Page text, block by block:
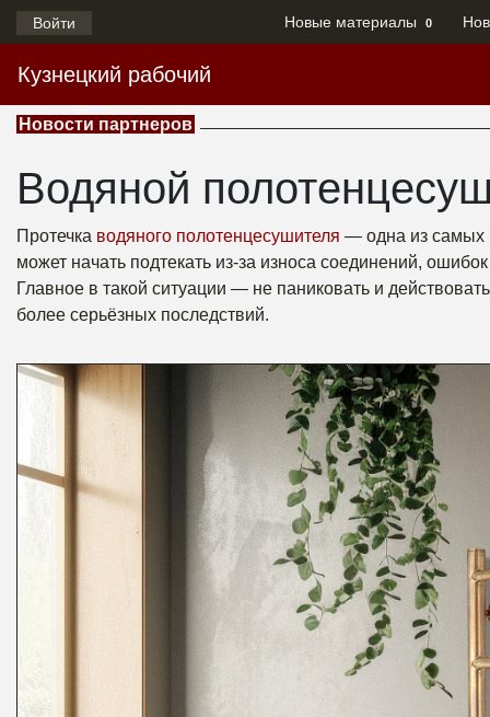
Войти Новые материалы 0
Кузнецкий рабочий
Новости партнеров
Водяной
Протечка водяного полотенцесушителя — одна из самых
может начать подтекать из-за износа соединений,
Главное в такой ситуации — не паниковать и
более серьёзных последствий.